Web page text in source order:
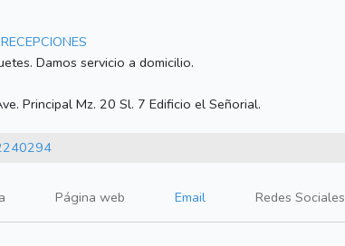
Damos servicio a domicilio.
Principal Mz. 20 Sl. 7 Edificio el Señorial.
Página web Email Redes Sociales